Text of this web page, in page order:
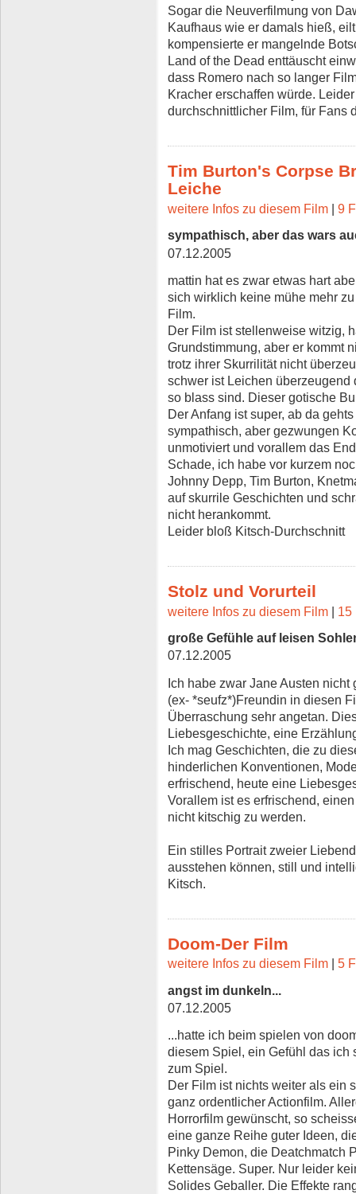
Sogar die Neuverfilmung von
Kaufhaus wie er damals hieß,
kompensierte er mangelnde
Land of the Dead enttäuscht
dass Romero nach so langer
Kracher erschaffen würde.
durchschnittlicher Film, für Fans
Tim Burton's Corpse
Leiche
weitere Infos zu diesem Film | 9
sympathisch, aber das wars
07.12.2005
mattin hat es zwar etwas hart
sich wirklich keine mühe mehr
Film.
Der Film ist stellenweise witzig,
Grundstimmung, aber er kommt
trotz ihrer Skurrilität nicht
schwer ist Leichen
so blass sind. Dieser gotische
Der Anfang ist super, ab da
sympathisch, aber gezwungen
unmotiviert und vorallem das
Schade, ich habe vor kurzem
Johnny Depp, Tim Burton,
auf skurrile Geschichten und
nicht herankommt.
Leider bloß Kitsch-Durchschnitt
Stolz und Vorurteil
weitere Infos zu diesem Film | 15
große Gefühle auf leisen
07.12.2005
Ich habe zwar Jane Austen
(ex- *seufz*)Freundin in diesen
Überraschung sehr angetan.
Liebesgeschichte, eine
Ich mag Geschichten, die zu
hinderlichen Konventionen,
erfrischend, heute eine
Vorallem ist es erfrischend,
nicht kitschig zu werden.
Ein stilles Portrait zweier
ausstehen können, still und
Kitsch.
Doom-Der Film
weitere Infos zu diesem Film
5
angst im dunkeln...
07.12.2005
...hatte ich beim spielen von
diesem Spiel, ein Gefühl das ich
zum Spiel.
Der Film ist nichts weiter als ein
ganz ordentlicher Actionfilm.
Horrorfilm gewünscht, so
eine ganze Reihe guter Ideen,
Pinky Demon, die Deatchmatch
Kettensäge. Super. Nur leider
Solides Geballer. Die Effekte